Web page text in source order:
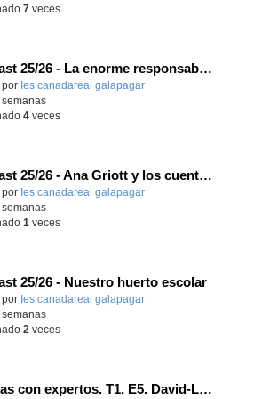
7veces
Podcast 25/26 - La enorme responsabilidad de ser juez
por Ies canadareal galapagar-
semanas
4veces
Podcast 25/26 - Ana Griott y los cuentos de las voces olvidadas
por Ies canadareal galapagar-
semanas
1 veces
25/26 - Nuestro huerto escolar
por Ies canadareal galapagar-
semanas
2 veces
Charlas con expertos. T1, E5. David-Li Ilundáin Reviriego